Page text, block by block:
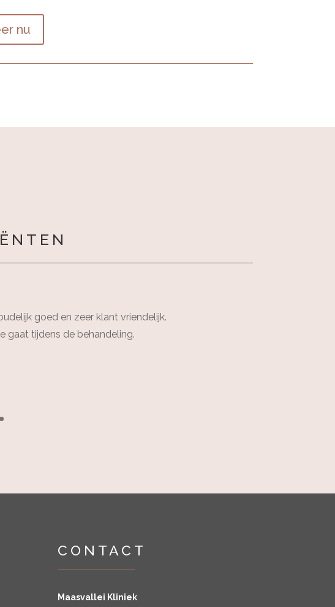
nu
goed en zeer klant vriendelijk.
gaat tijdens de behandeling.
CONTACT
Maasvallei Kliniek